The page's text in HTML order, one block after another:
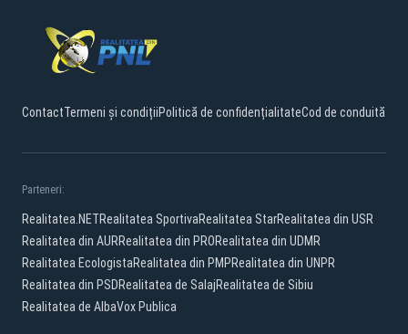
ContactTermeni și condițiiPolitică de confidențialitateCod de conduită
Parteneri:
Realitatea.NETRealitatea SportivaRealitatea StarRealitatea din USR
Realitatea din AURRealitatea din PRORealitatea din UDMR
Realitatea EcologistaRealitatea din PMPRealitatea din UNPR
Realitatea din PSDRealitatea de SalajRealitatea de Sibiu
Realitatea de AlbaVox Publica